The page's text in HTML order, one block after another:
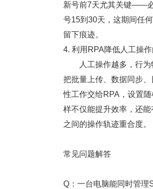
新号前7天尤其关键——
号15到30天，这期间任
留下痕迹。
4. 利用RPA降低人工操
人工操作越多，行为
把批量上传、数据同步
性工作交给RPA，设置
样不仅能提升效率，还
之间的操作轨迹重合度。
常见问题解答
Q：一台电脑能同时管理